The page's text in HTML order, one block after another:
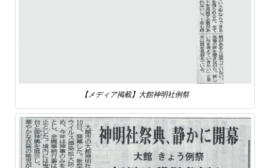
【メディア掲載】大館神明社例祭